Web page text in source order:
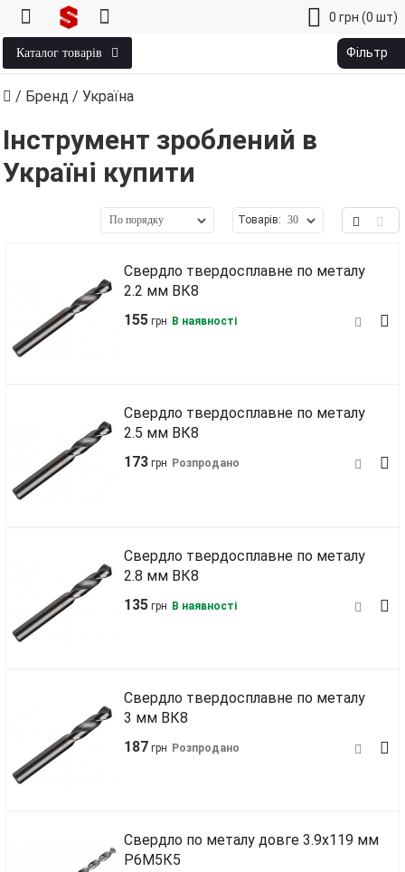
0 грн (0 шт)
Каталог товарів
/ Бренд / Україна
Інструмент зроблений в
Україні купити
Товарів:
Свердло твердосплавне по металу
2.2 мм ВК8
155 грн В наявності
Свердло твердосплавне по металу
2.5 мм ВК8
173 грн Розпродано
Свердло твердосплавне по металу
2.8 мм ВК8
135 грн В наявності
Свердло твердосплавне по металу
3 мм ВК8
187 грн Розпродано
Свердло по металу довге 3.9х119 мм
Р6М5К5
Фільтр